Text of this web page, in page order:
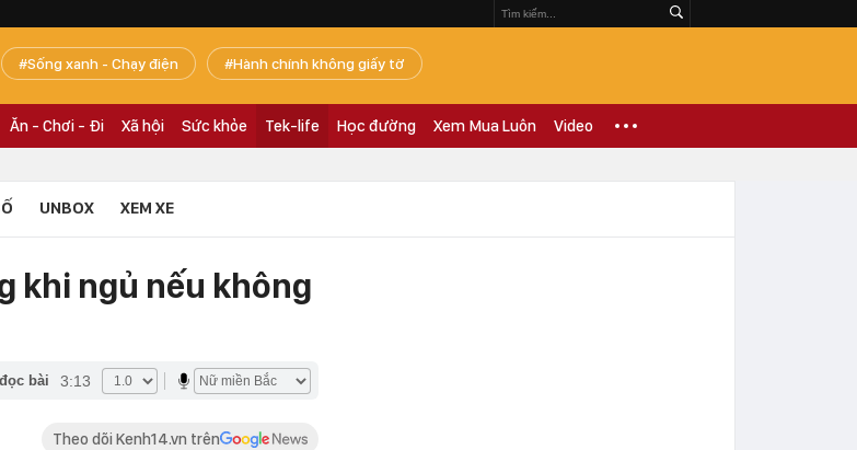
Sống xanh - Chạy điện Hành chính không giấy tờ
Ăn - Chơi - Đi Xã hội Sức khỏe Tek-life Học đường Xem Mua Luôn Video
UNBOX XEM XE
khi ngủ nếu không
bài 3:13
Theo dõi Kenh14.vn trên